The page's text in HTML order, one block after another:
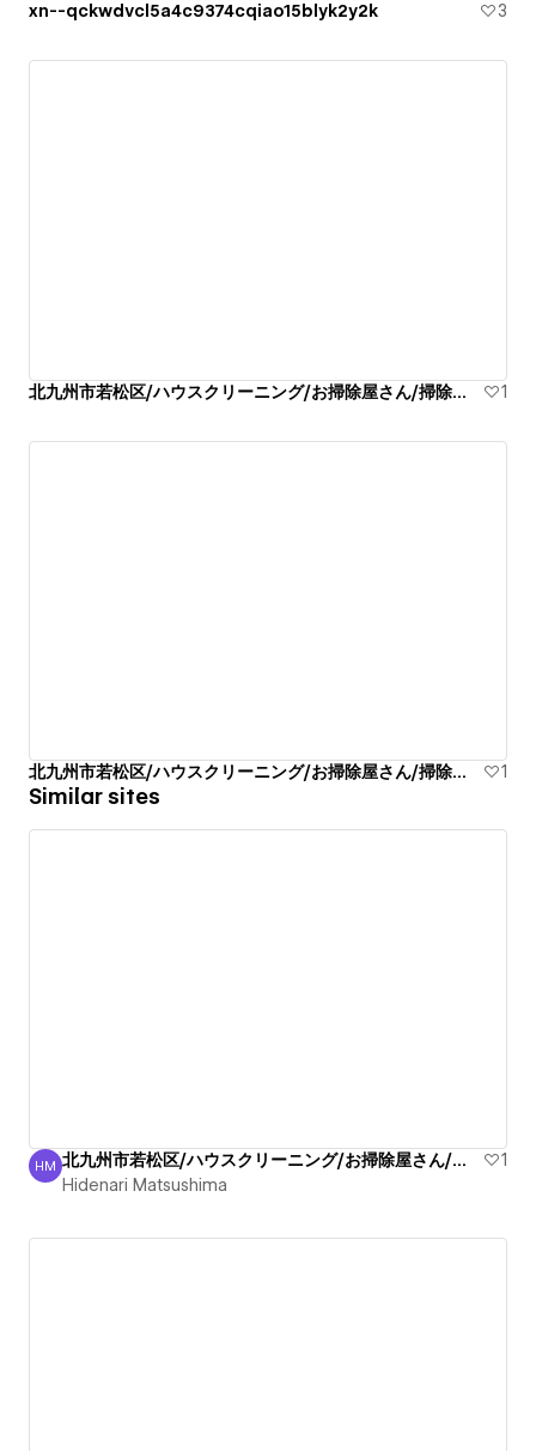
xn--qckwdvcl5a4c9374cqiao15blyk2y2k 3
北九州市若松区/ハウスクリーニング/お掃除屋さん/掃除代行業者 1
北九州市若松区/ハウスクリーニング/お掃除屋さん/掃除代行業者 1
Similar sites
Hidenari Matsushima
HM 北九州市若松区/ハウスクリーニング/お掃除屋さん/掃除代行業者
1
Hidenari Matsushima